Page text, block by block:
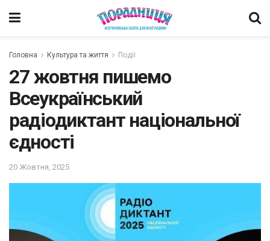
Головна Культура та життя Події
27 жовтня пишемо
Всеукраїнський
радіодиктант національної
єдності
20 Жовтня, 2025